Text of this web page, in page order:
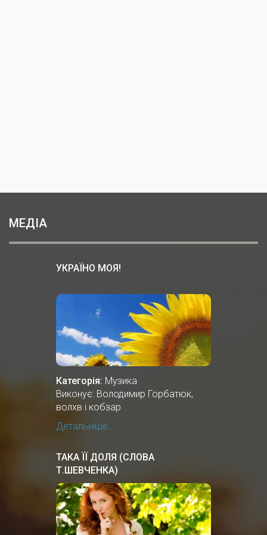
МЕДІА
УКРАЇНО МОЯ!
Категорія: Музика
Виконує: Володимир Горбатюк,
волхв і кобзар
Детальніше...
ТАКА ЇЇ ДОЛЯ (СЛОВА
Т.ШЕВЧЕНКА)